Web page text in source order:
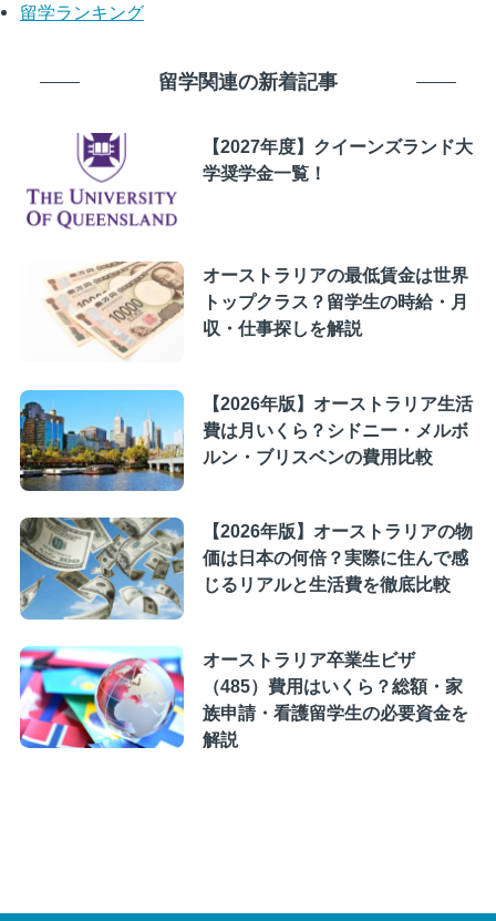
留学ランキング
留学関連の新着記事
【2027年度】クイーンズランド大
学奨学金一覧！
オーストラリアの最低賃金は世界
トップクラス？留学生の時給・月
収・仕事探しを解説
【2026年版】オーストラリア生活
費は月いくら？シドニー・メルボ
ルン・ブリスベンの費用比較
【2026年版】オーストラリアの物
価は日本の何倍？実際に住んで感
じるリアルと生活費を徹底比較
オーストラリア卒業生ビザ
（485）費用はいくら？総額・家
族申請・看護留学生の必要資金を
解説